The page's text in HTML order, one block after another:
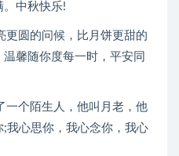
。中秋快乐!
更圆的问候，比月饼更甜的
馨随你度每一时，平安同
一个陌生人，他叫月老，他
我心思你，我心念你，我心